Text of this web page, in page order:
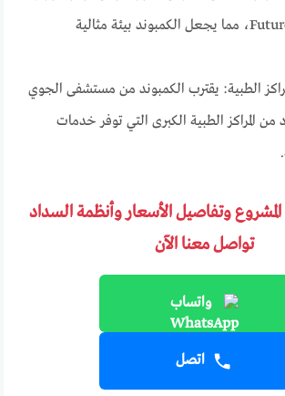
وFuture Language، مما يجعل الكمبوند بيئة مثالية
الطبية: يقترب الكمبوند من مستشفى الجوي
المراكز الطبية الكبرى التي توفر خدمات
المشروع وتفاصيل الأسعار وأنظمة السداد
تواصل معنا الآن
واتساب
اتصل